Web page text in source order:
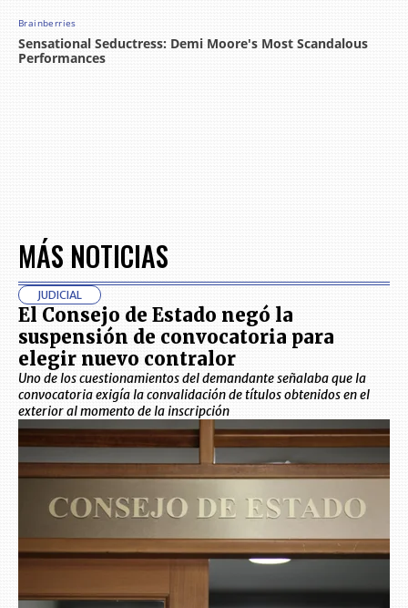
MÁS NOTICIAS
JUDICIAL
El Consejo de Estado negó la
suspensión de convocatoria para
elegir nuevo contralor
Uno de los cuestionamientos del demandante señalaba que la
convocatoria exigía la convalidación de títulos obtenidos en el
exterior al momento de la inscripción